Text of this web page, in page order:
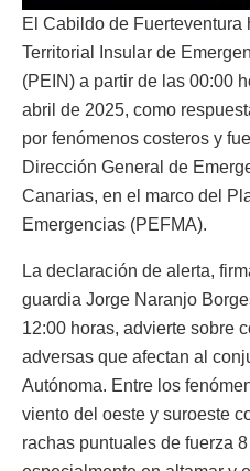
El Cabildo de Fuerteventura
Territorial Insular de
(PEIN) a partir de las 00:00
abril de 2025, como
por fenómenos costeros y
Dirección General de
Canarias, en el marco del
Emergencias (PEFMA).
La declaración de alerta,
guardia Jorge Naranjo
12:00 horas, advierte sobre
adversas que afectan al
Autónoma. Entre los
viento del oeste y suroeste
rachas puntuales de fuerza